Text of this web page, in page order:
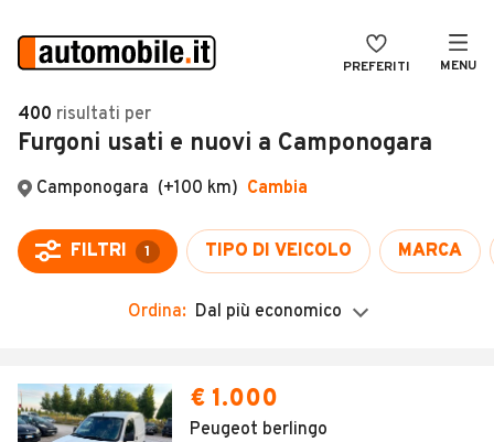
PREFERITI MENU
Auto
Auto usate
Auto Km 0
Auto Nuove
Noleggio a lungo termine
Moto
VENDI
MAGAZINE
ACCEDI
400 risultati per
Furgoni usati e nuovi a Camponogara
Ordina: Dal più economico
€ 1.000
Peugeot berlingo